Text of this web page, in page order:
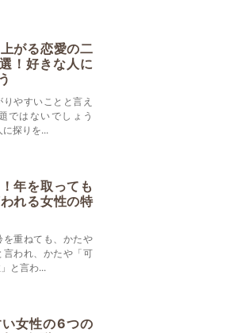
がる恋愛の二
！好きな人に
やすいことと言え
ではないでしょう
に探りを...
年を取っても
れる女性の特
を重ねても、かたや
言われ、かたや「可
と言わ...
女性の6つの